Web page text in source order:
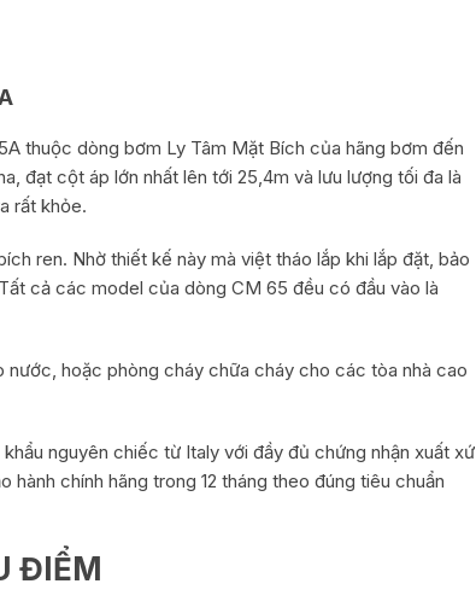
thuộc dòng bơm Ly Tâm Mặt Bích của hãng bơm đến
đạt cột áp lớn nhất lên tới 25,4m và lưu lượng tối đa là
rất khỏe.
ren. Nhờ thiết kế này mà việt tháo lắp khi lắp đặt, bảo
cả các model của dòng CM 65 đều có đầu vào là
hoặc phòng cháy chữa cháy cho các tòa nhà cao
nguyên chiếc từ Italy với đầy đủ chứng nhận xuất xứ
chính hãng trong 12 tháng theo đúng tiêu chuẩn
ĐIỂM